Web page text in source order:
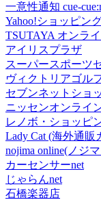
一意性通知 cue-
Yahoo!ショッピン
TSUTAYA オンラ
アイリスプラザ
スーパースポーツ
ヴィクトリアゴル
セブンネットショ
ニッセンオンライ
レノボ・ショッピ
Lady Cat (海外通販
nojima online(ノジ
カーセンサーnet
じゃらんnet
石橋楽器店